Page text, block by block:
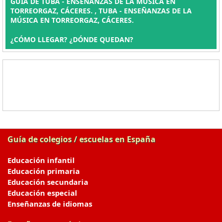
TORREORGAZ, CÁCERES. , TUBA - ENSEÑANZAS DE LA
MÚSICA EN TORREORGAZ, CÁCERES.
¿CÓMO LLEGAR? ¿DÓNDE QUEDAN?
Guía de colegios / escuelas en España
Educación infantil
Educación primaria
Educación secundaria
Educación especial
Enseñanzas de idiomas